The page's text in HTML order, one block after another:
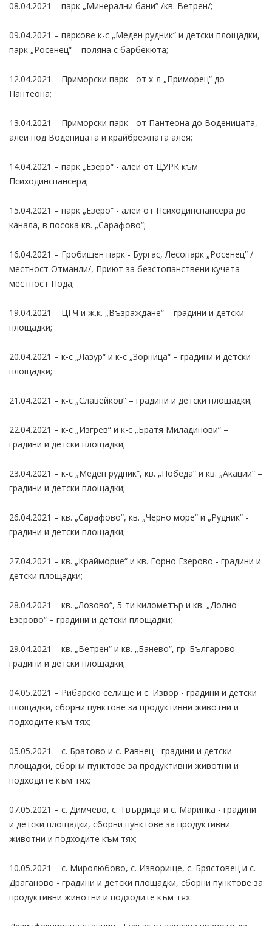
08.04.2021 – парк „Минерални бани” /кв. Ветрен/;
09.04.2021 – паркове к-с „Меден рудник“ и детски площадки,
парк „Росенец“ – поляна с барбекюта;
12.04.2021 – Приморски парк - от х-л „Приморец“ до
Пантеона;
13.04.2021 – Приморски парк - от Пантеона до Воденицата,
алеи под Воденицата и крайбрежната алея;
14.04.2021 – парк „Езеро“ - алеи от ЦУРК към
Психодинспансера;
15.04.2021 – парк „Езеро“ - алеи от Психодинспансера до
канала, в посока кв. „Сарафово“;
16.04.2021 – Гробищен парк - Бургас, Лесопарк „Росенец” /
местност Отманли/, Приют за безстопанствени кучета –
местност Пода;
19.04.2021 – ЦГЧ и ж.к. „Възраждане“ – градини и детски
площадки;
20.04.2021 – к-с „Лазур“ и к-с „Зорница“ – градини и детски
площадки;
21.04.2021 – к-с „Славейков“ – градини и детски площадки;
22.04.2021 – к-с „Изгрев“ и к-с „Братя Миладинови“ –
градини и детски площадки;
23.04.2021 – к-с „Меден рудник“, кв. „Победа“ и кв. „Акации“ –
градини и детски площадки;
26.04.2021 – кв. „Сарафово“, кв. „Черно море“ и „Рудник“ -
градини и детски площадки;
27.04.2021 – кв. „Крайморие“ и кв. Горно Езерово - градини и
детски площадки;
28.04.2021 – кв. „Лозово“, 5-ти километър и кв. „Долно
Езерово“ – градини и детски площадки;
29.04.2021 – кв. „Ветрен“ и кв. „Банево“, гр. Българово –
градини и детски площадки;
04.05.2021 – Рибарско селище и с. Извор - градини и детски
площадки, сборни пунктове за продуктивни животни и
подходите към тях;
05.05.2021 – с. Братово и с. Равнец - градини и детски
площадки, сборни пунктове за продуктивни животни и
подходите към тях;
07.05.2021 – с. Димчево, с. Твърдица и с. Маринка - градини
и детски площадки, сборни пунктове за продуктивни
животни и подходите към тях;
10.05.2021 – с. Миролюбово, с. Изворище, с. Брястовец и с.
Драганово - градини и детски площадки, сборни пунктове за
продуктивни животни и подходите към тях.